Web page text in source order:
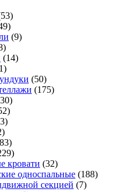
(9)
(14)
(50)
(175)
кровати (32)
односпальные (188)
секцией (7)